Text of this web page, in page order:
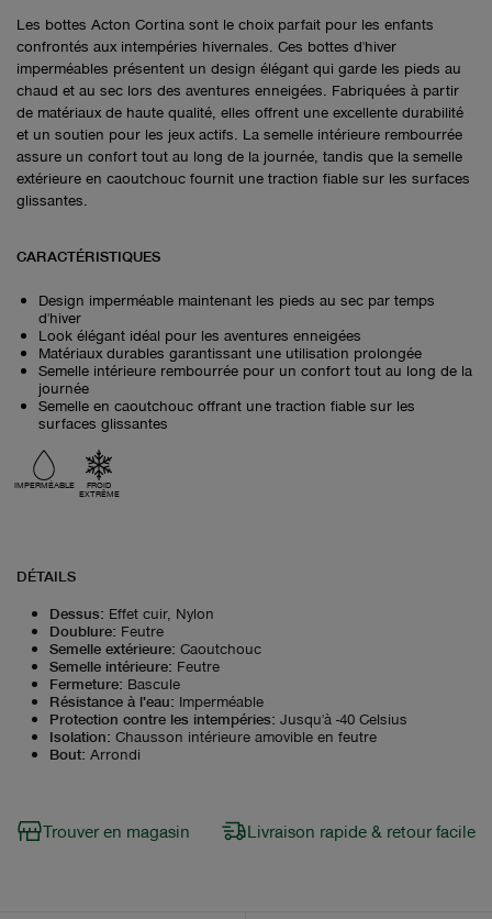
Les bottes Acton Cortina sont le choix parfait pour les enfants
confrontés aux intempéries hivernales. Ces bottes d'hiver
imperméables présentent un design élégant qui garde les pieds au
chaud et au sec lors des aventures enneigées. Fabriquées à partir
de matériaux de haute qualité, elles offrent une excellente durabilité
et un soutien pour les jeux actifs. La semelle intérieure rembourrée
assure un confort tout au long de la journée, tandis que la semelle
extérieure en caoutchouc fournit une traction fiable sur les surfaces
glissantes.
CARACTÉRISTIQUES
Design imperméable maintenant les pieds au sec par temps
d'hiver
Look élégant idéal pour les aventures enneigées
Matériaux durables garantissant une utilisation prolongée
Semelle intérieure rembourrée pour un confort tout au long de la
journée
Semelle en caoutchouc offrant une traction fiable sur les
surfaces glissantes
IMPERMÉABLE
FROID
EXTRÊME
DÉTAILS
Dessus: Effet cuir, Nylon
Doublure: Feutre
Semelle extérieure: Caoutchouc
Semelle intérieure: Feutre
Fermeture: Bascule
Résistance à l'eau: Imperméable
Protection contre les intempéries: Jusqu'à -40 Celsius
Isolation: Chausson intérieure amovible en feutre
Bout: Arrondi
Trouver en magasin Livraison rapide & retour facile